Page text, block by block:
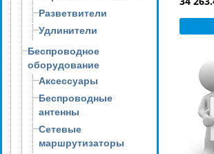
Разветвители
Удлинители
Беспроводное
оборудование
Аксессуары
Беспроводные
антенны
Сетевые
маршрутизаторы
обоих
6,
9 м,